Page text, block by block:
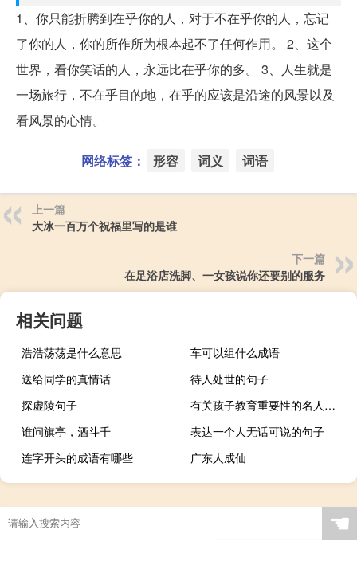
1、你只能折腾到在乎你的人，对于不在乎你的人，忘记
了你的人，你的所作所为根本起不了任何作用。 2、这个
世界，看你笑话的人，永远比在乎你的多。 3、人生就是
一场旅行，不在乎目的地，在乎的应该是沿途的风景以及
看风景的心情。
网络标签： 形容 词义 词语
上一篇
大冰一百万个祝福里写的是谁
下一篇
在足浴店洗脚、一女孩说你还要别的服务
相关问题
浩浩荡荡是什么意思
车可以组什么成语
送给同学的真情话
待人处世的句子
探虚陵句子
有关孩子教育重要性的名人话语
谁问旗亭，酒斗千
表达一个人无话可说的句子
连字开头的成语有哪些
广东人成仙
☚